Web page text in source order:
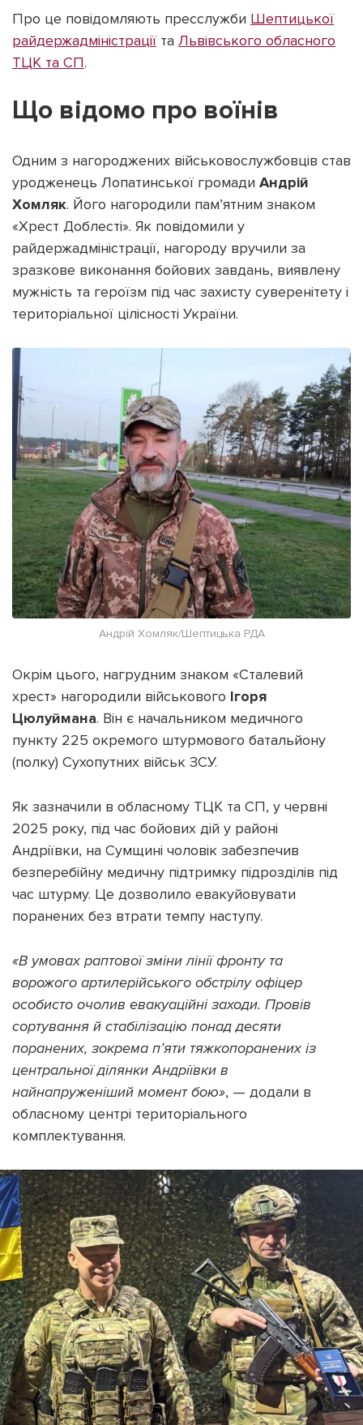
Про це повідомляють пресслужби Шептицької
райдержадміністрації та Львівського обласного
ТЦК та СП.
Що відомо про воїнів
Одним з нагороджених військовослужбовців став
уродженець Лопатинської громади Андрій
Хомляк. Його нагородили пам’ятним знаком
«Хрест Доблесті». Як повідомили у
райдержадміністрації, нагороду вручили за
зразкове виконання бойових завдань, виявлену
мужність та героїзм під час захисту суверенітету і
територіальної цілісності України.
Андрій Хомляк/Шептицька РДА
Окрім цього, нагрудним знаком «Сталевий
хрест» нагородили військового Ігоря
Цюлуймана. Він є начальником медичного
пункту 225 окремого штурмового батальйону
(полку) Сухопутних військ ЗСУ.
Як зазначили в обласному ТЦК та СП, у червні
2025 року, під час бойових дій у районі
Андріївки, на Сумщині чоловік забезпечив
безперебійну медичну підтримку підрозділів під
час штурму. Це дозволило евакуйовувати
поранених без втрати темпу наступу.
«В умовах раптової зміни лінії фронту та
ворожого артилерійського обстрілу офіцер
особисто очолив евакуаційні заходи. Провів
сортування й стабілізацію понад десяти
поранених, зокрема п’яти тяжкопоранених із
центральної ділянки Андріївки в
найнапруженіший момент бою», — додали в
обласному центрі територіального
комплектування.